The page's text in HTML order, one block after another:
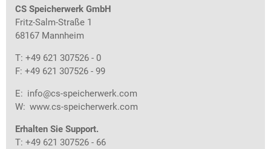
CS Speicherwerk GmbH
Fritz-Salm-Straße 1
68167 Mannheim
T: +49 621 307526 - 0
F: +49 621 307526 - 99
E: info@cs-speicherwerk.com
W: www.cs-speicherwerk.com
Erhalten Sie Support.
T: +49 621 307526 - 66